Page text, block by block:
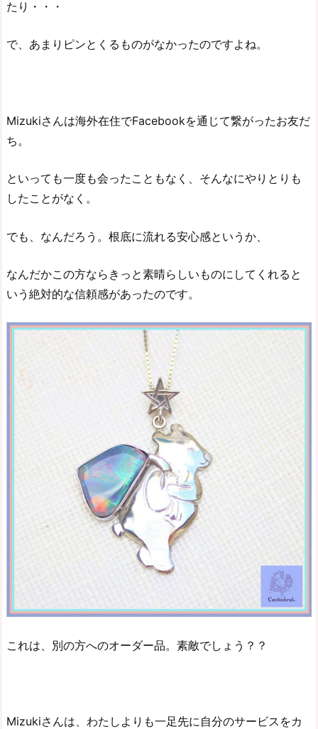
たり・・・
で、あまりピンとくるものがなかったのですよね。
Mizukiさんは海外在住でFacebookを通じて繋がったお友だ
ち。
といっても一度も会ったこともなく、そんなにやりとりも
したことがなく。
でも、なんだろう。根底に流れる安心感というか、
なんだかこの方ならきっと素晴らしいものにしてくれると
いう絶対的な信頼感があったのです。
これは、別の方へのオーダー品。素敵でしょう？？
Mizukiさんは、わたしよりも一足先に自分のサービスをカ